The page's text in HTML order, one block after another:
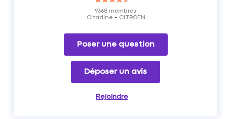
Citadine CITROEN
9368 membres
Poser une question
Déposer un avis
Rejoindre